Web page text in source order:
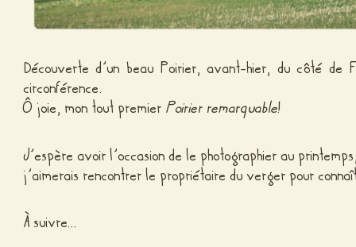
Découverte d’un beau Poirier, avant-hier, du côté
circonférence.
Ô joie, mon tout premier Poirier remarquable!
J’espère avoir l’occasion de le photographier au
j’aimerais rencontrer le propriétaire du verger pour
À suivre…